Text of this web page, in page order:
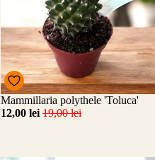
Adăugați
Promo
Mammillaria polythele 'Toluca'
12,00 lei 19,00 lei